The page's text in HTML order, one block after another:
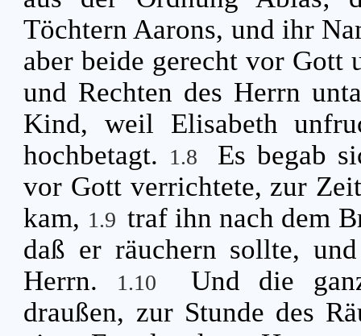
Töchtern Aarons, und ihr
aber beide gerecht vor Gott
und Rechten des Herrn
Kind, weil Elisabeth
hochbetagt. 1.8
Es begab
vor Gott verrichtete, zur
kam, 1.9 traf ihn nach dem
daß er räuchern sollte,
Herrn.
1.10
Und die
draußen, zur Stunde des